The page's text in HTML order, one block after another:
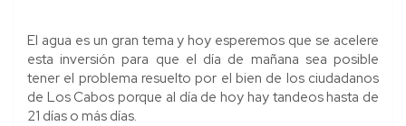
El agua es un gran tema y hoy esperemos que se acelere
esta inversión para que el día de mañana sea posible
tener el problema resuelto por el bien de los ciudadanos
de Los Cabos porque al día de hoy hay tandeos hasta de
21 días o más días.